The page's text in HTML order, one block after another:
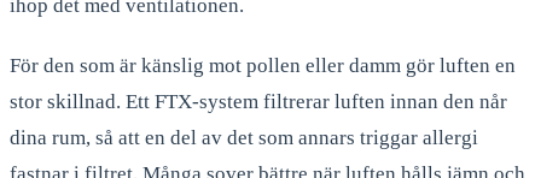
ihop det med ventilationen.
För den som är känslig mot pollen eller damm gör luften en
stor skillnad. Ett FTX-system filtrerar luften innan den når
dina rum, så att en del av det som annars triggar allergi